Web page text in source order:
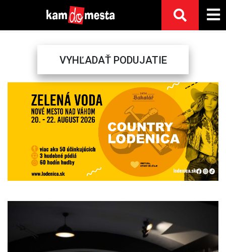
VYHĽADAŤ PODUJATIE
Next